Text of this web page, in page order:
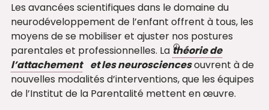
Les avancées scientifiques dans le domaine du
neurodéveloppement de l’enfant offrent à tous, les
moyens de se mobiliser et ajuster nos postures
parentales et professionnelles. La théorie de
l’attachement
et les neurosciencesouvrent à de
nouvelles modalités d’interventions, que les équipes
de l’Institut de la Parentalité mettent en œuvre.